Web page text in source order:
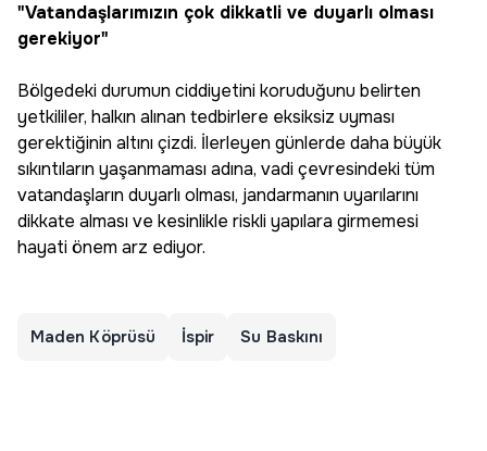
"Vatandaşlarımızın çok dikkatli ve duyarlı olması
gerekiyor"
Bölgedeki durumun ciddiyetini koruduğunu belirten
yetkililer, halkın alınan tedbirlere eksiksiz uyması
gerektiğinin altını çizdi. İlerleyen günlerde daha büyük
sıkıntıların yaşanmaması adına, vadi çevresindeki tüm
vatandaşların duyarlı olması, jandarmanın uyarılarını
dikkate alması ve kesinlikle riskli yapılara girmemesi
hayati önem arz ediyor.
Maden Köprüsü İspir Su Baskını